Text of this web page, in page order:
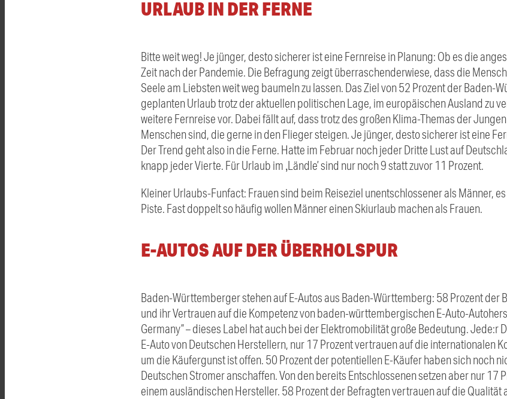
URLAUB IN DER FERNE
Bitte weit weg! Je jünger, desto sicherer ist eine Fernreise in Planung: Ob es die
Zeit nach der Pandemie. Die Befragung zeigt überraschenderwiese, dass die
Seele am Liebsten weit weg baumeln zu lassen. Das Ziel von 52 Prozent der Baden-
geplanten Urlaub trotz der aktuellen politischen Lage, im europäischen Ausland zu
weitere Fernreise vor. Dabei fällt auf, dass trotz des großen Klima-Themas der
Menschen sind, die gerne in den Flieger steigen. Je jünger, desto sicherer ist eine
Der Trend geht also in die Ferne. Hatte im Februar noch jeder Dritte Lust auf
knapp jeder Vierte. Für Urlaub im ‚Ländle’ sind nur noch 9 statt zuvor 11 Prozent.
Kleiner Urlaubs-Funfact: Frauen sind beim Reiseziel unentschlossener als Männer,
Piste. Fast doppelt so häufig wollen Männer einen Skiurlaub machen als Frauen.
E-AUTOS AUF DER ÜBERHOLSPUR
Baden-Württemberger stehen auf E-Autos aus Baden-Württemberg: 58 Prozent der
und ihr Vertrauen auf die Kompetenz von baden-württembergischen E-Auto-
Germany” – dieses Label hat auch bei der Elektromobilität große Bedeutung. Jede:r
E-Auto von Deutschen Herstellern, nur 17 Prozent vertrauen auf die internationalen
um die Käufergunst ist offen. 50 Prozent der potentiellen E-Käufer haben sich noch
Deutschen Stromer anschaffen. Von den bereits Entschlossenen setzen aber nur 17
einem ausländischen Hersteller. 58 Prozent der Befragten vertrauen auf die Qualität